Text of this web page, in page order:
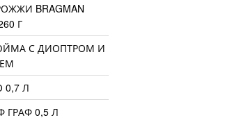
BRAGMAN
Г
С ДИОПТРОМ И
0,7 Л
0,5 Л